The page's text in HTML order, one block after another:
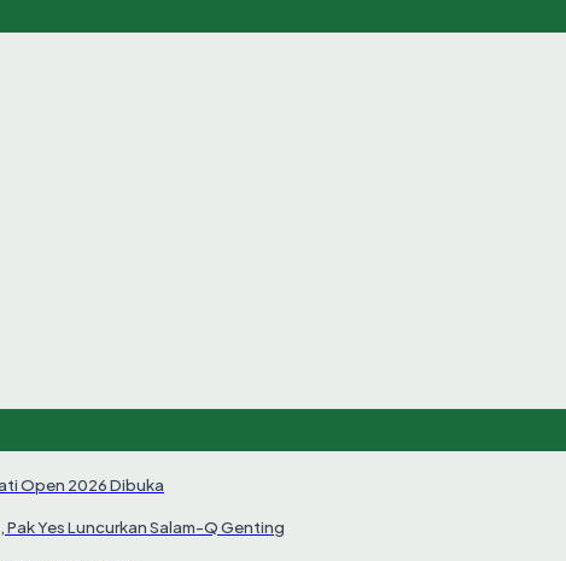
Open 2026 Dibuka
Pak Yes Luncurkan Salam-Q Genting